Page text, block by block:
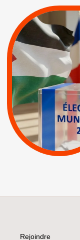
MUNICIPALES
JE VOTE POUR
RESPECT DU
PALESTINE
APPELS |
Espaces Sans
Apartheid
| Lettres
Rejoindre